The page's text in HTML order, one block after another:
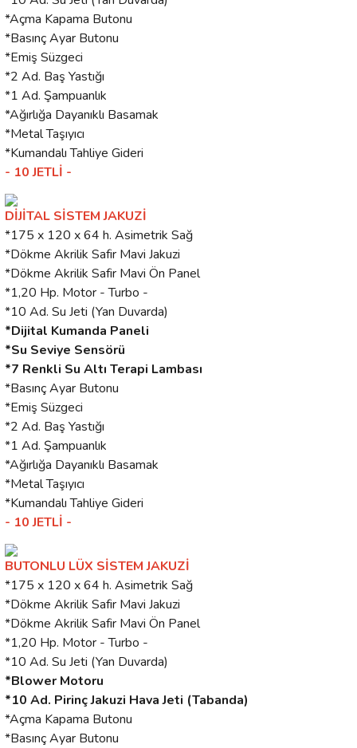
*Açma Kapama Butonu
*Basınç Ayar Butonu
*Emiş Süzgeci
*2 Ad. Baş Yastığı
*1 Ad. Şampuanlık
*Ağırlığa Dayanıklı Basamak
*Metal Taşıyıcı
*Kumandalı Tahliye Gideri
- 10 JETLİ -
DİJİTAL SİSTEM JAKUZİ
*175 x 120 x 64 h. Asimetrik Sağ
*Dökme Akrilik Safir Mavi Jakuzi
*Dökme Akrilik Safir Mavi Ön Panel
*1,20 Hp. Motor - Turbo -
*10 Ad. Su Jeti (Yan Duvarda)
*Dijital Kumanda Paneli
*Su Seviye Sensörü
*7 Renkli Su Altı Terapi Lambası
*Basınç Ayar Butonu
*Emiş Süzgeci
*2 Ad. Baş Yastığı
*1 Ad. Şampuanlık
*Ağırlığa Dayanıklı Basamak
*Metal Taşıyıcı
*Kumandalı Tahliye Gideri
- 10 JETLİ -
BUTONLU LÜX SİSTEM JAKUZİ
*175 x 120 x 64 h. Asimetrik Sağ
*Dökme Akrilik Safir Mavi Jakuzi
*Dökme Akrilik Safir Mavi Ön Panel
*1,20 Hp. Motor - Turbo -
*10 Ad. Su Jeti (Yan Duvarda)
*Blower Motoru
*10 Ad. Pirinç Jakuzi Hava Jeti (Tabanda)
*Açma Kapama Butonu
*Basınç Ayar Butonu